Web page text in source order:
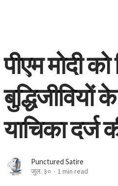
पीएम मोदी
याचिका दर्ज
Punctured Satire
जुल. ३० 1 min read